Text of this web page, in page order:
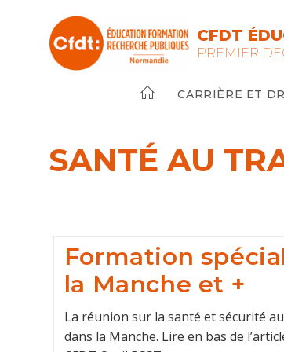
CFDT
PREMIER
CARRIÈRE ET
SANTÉ AU
Formation
la Manche et +
La réunion sur la santé et sécurité
dans la Manche. Lire en bas de